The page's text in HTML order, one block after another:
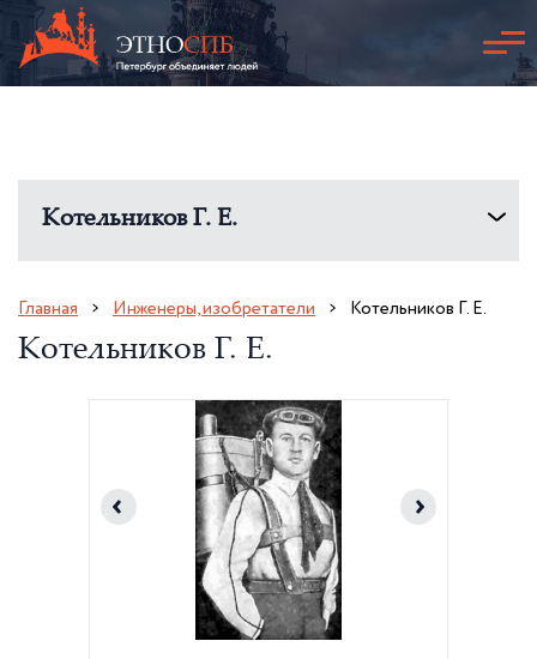
Котельников Г. Е.
Главная Инженеры, изобретатели Котельников Г. Е.
Котельников Г. Е.